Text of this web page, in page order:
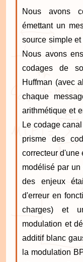
Nous avons
émettant un
source simple
Nous avons
codages de
Huffman (avec
chaque
arithmétique et
Le codage
prisme des
correcteur d'une
modélisé par
des enjeux
d'erreur en
charges) et
modulation et
additif blanc
la modulation